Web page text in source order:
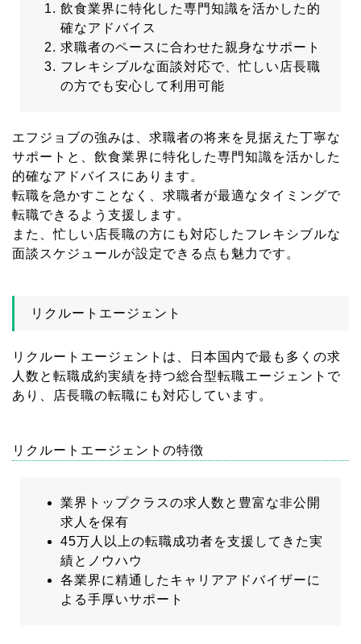
飲食業界に特化した専門知識を活かした的
確なアドバイス
求職者のペースに合わせた親身なサポート
フレキシブルな面談対応で、忙しい店長職
の方でも安心して利用可能
エフジョブの強みは、求職者の将来を見据えた丁寧な
サポートと、飲食業界に特化した専門知識を活かした
的確なアドバイスにあります。
転職を急かすことなく、求職者が最適なタイミングで
転職できるよう支援します。
また、忙しい店長職の方にも対応したフレキシブルな
面談スケジュールが設定できる点も魅力です。
リクルートエージェント
リクルートエージェントは、日本国内で最も多くの求
人数と転職成約実績を持つ総合型転職エージェントで
あり、店長職の転職にも対応しています。
リクルートエージェントの特徴
業界トップクラスの求人数と豊富な非公開
求人を保有
45万人以上の転職成功者を支援してきた実
績とノウハウ
各業界に精通したキャリアアドバイザーに
よる手厚いサポート